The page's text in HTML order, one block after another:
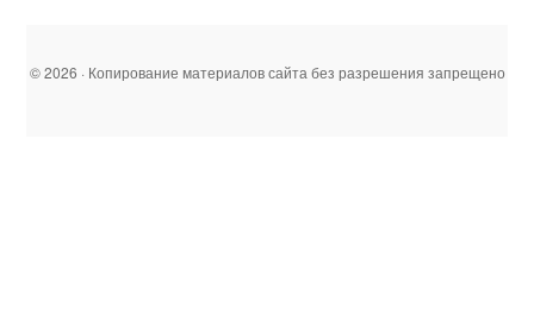
© 2026 · Копирование материалов сайта без разрешения запрещено